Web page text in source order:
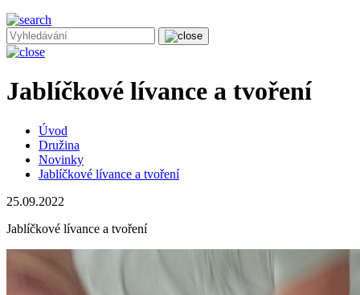
Jablíčkové lívance a tvoření
Úvod
Družina
Novinky
Jablíčkové lívance a tvoření
25.09.2022
Jablíčkové lívance a tvoření